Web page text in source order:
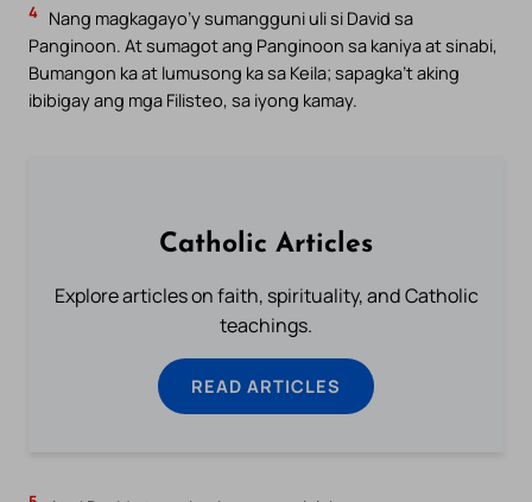
4 Nang magkagayo’y sumangguni uli si David sa
Panginoon. At sumagot ang Panginoon sa kaniya at sinabi,
Bumangon ka at lumusong ka sa Keila; sapagka’t aking
ibibigay ang mga Filisteo, sa iyong kamay.
Catholic Articles
Explore articles on faith, spirituality, and Catholic
teachings.
READ ARTICLES